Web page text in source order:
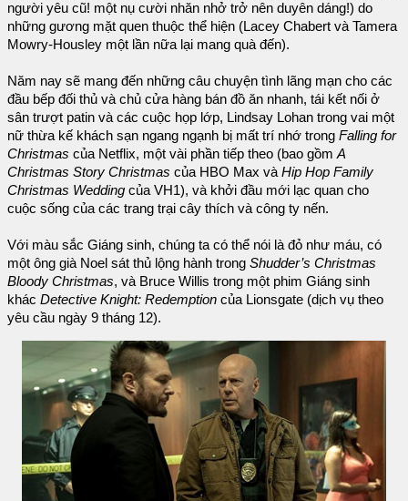
người yêu cũ! một nụ cười nhăn nhở trở nên duyên dáng!) do
những gương mặt quen thuộc thể hiện (Lacey Chabert và Tamera
Mowry-Housley một lần nữa lại mang quà đến).
Năm nay sẽ mang đến những câu chuyện tình lãng mạn cho các
đầu bếp đối thủ và chủ cửa hàng bán đồ ăn nhanh, tái kết nối ở
sân trượt patin và các cuộc họp lớp, Lindsay Lohan trong vai một
nữ thừa kế khách sạn ngang ngạnh bị mất trí nhớ trong Falling for
Christmas của Netflix, một vài phần tiếp theo (bao gồmA
Christmas Story Christmas của HBO Max vàHip Hop Family
Christmas Wedding của VH1), và khởi đầu mới lạc quan cho
cuộc sống của các trang trại cây thích và công ty nến.
Với màu sắc Giáng sinh, chúng ta có thể nói là đỏ như máu, có
một ông già Noel sát thủ lộng hành trong Shudder’s Christmas
Bloody Christmas, và Bruce Willis trong một phim Giáng sinh
khác Detective Knight: Redemption của Lionsgate (dịch vụ theo
yêu cầu ngày 9 tháng 12).